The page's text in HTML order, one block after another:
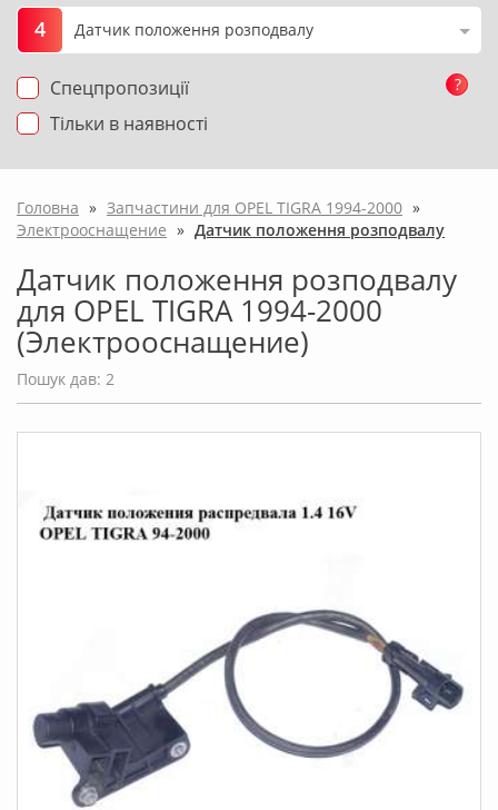
4
Спецпропозиції
Тільки в наявності
?
Головна » Запчастини для OPEL TIGRA 1994-2000 »
Электрооснащение » Датчик положення розподвалу
Датчик положення розподвалу
для OPEL TIGRA 1994-2000
(Электрооснащение)
Пошук дав: 2